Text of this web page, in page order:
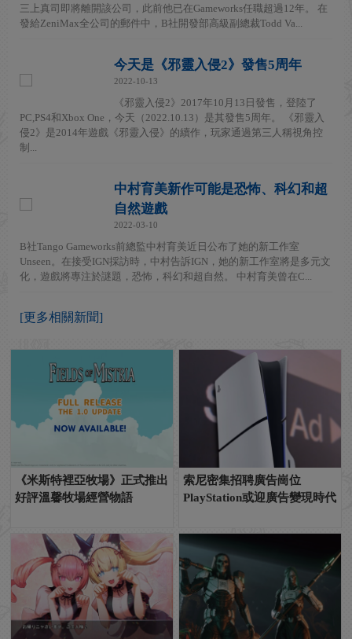
三上真司即將離開該公司，此前他已在Gameworks任職超過12年。 在
發給ZeniMax全公司的郵件中，B社開發部高級副總裁Todd Va...
今天是《邪靈入侵2》發售5周年
2022-10-13
《邪靈入侵2》2017年10月13日發售，登陸了
PC,PS4和Xbox One，今天（2022.10.13）是其發售5周年。 《邪靈入
侵2》是2014年遊戲《邪靈入侵》的續作，玩家通過第三人稱視角控
制...
中村育美新作可能是恐怖、科幻和超
自然遊戲
2022-03-10
B社Tango Gameworks前總監中村育美近日公布了她的新工作室
Unseen。在接受IGN採訪時，中村告訴IGN，她的新工作室將是多元文
化，遊戲將專注於謎題，恐怖，科幻和超自然。 中村育美曾在C...
[更多相關新聞]
《米斯特裡亞牧場》正式推出
好評溫馨牧場經營物語
索尼密集招聘廣告崗位
PlayStation或迎廣告變現時代